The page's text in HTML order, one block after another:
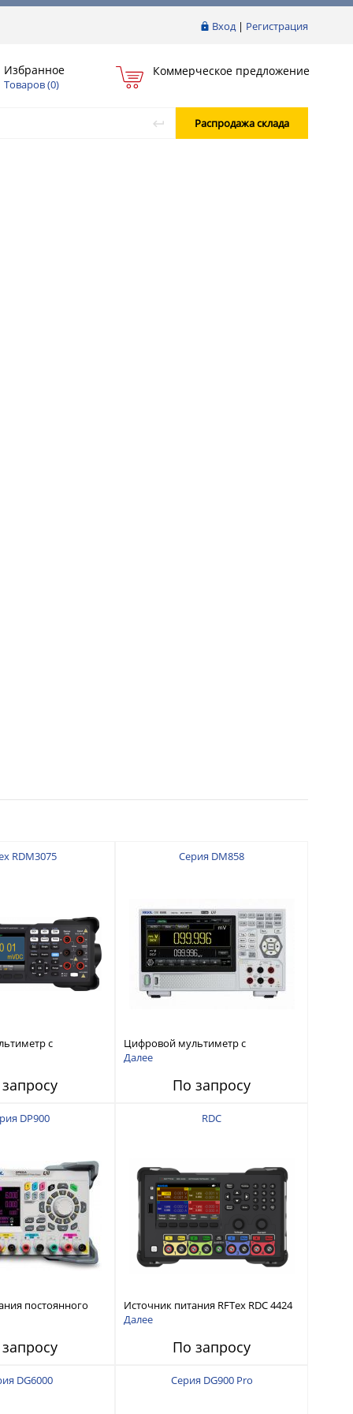
Вход| Регистрация
Избранное
Товаров (0)
Коммерческое предложение
Распродажа склада
RDM3075
с
½
Серия DM858
Цифровой мультиметр с
разрядностью 5½ и
host, LAN и Web control
Далее
По запросу
DP900
постоянного
до 210 Вт
RDC
Источник питания RFTex RDC 4424
4 канала, 32 В/3.2 А
Далее
По запросу
DG6000 Серия DG900 Pro